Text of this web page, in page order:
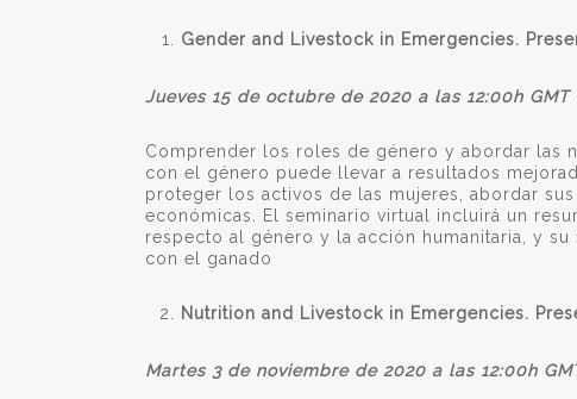
Gender and Livestock in Emergencies.
Jueves 15 de octubre de 2020 a las 12:00h
Comprender los roles de género y abordar las
con el género puede llevar a resultados
proteger los activos de las mujeres, abordar
económicas. El seminario virtual incluirá un
respecto al género y la acción humanitaria, y
con el ganado
Nutrition and Livestock in Emergencies.
Martes 3 de noviembre de 2020 a las 12:00h